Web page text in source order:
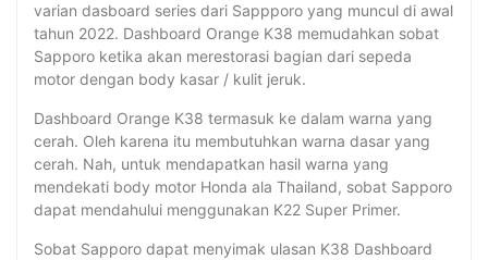
varian dasboard series dari Sappporo yang muncul di awal
tahun 2022. Dashboard Orange K38 memudahkan sobat
Sapporo ketika akan merestorasi bagian dari sepeda
motor dengan body kasar / kulit jeruk.
Dashboard Orange K38 termasuk ke dalam warna yang
cerah. Oleh karena itu membutuhkan warna dasar yang
cerah. Nah, untuk mendapatkan hasil warna yang
mendekati body motor Honda ala Thailand, sobat Sapporo
dapat mendahului menggunakan K22 Super Primer.
Sobat Sapporo dapat menyimak ulasan K38 Dashboard